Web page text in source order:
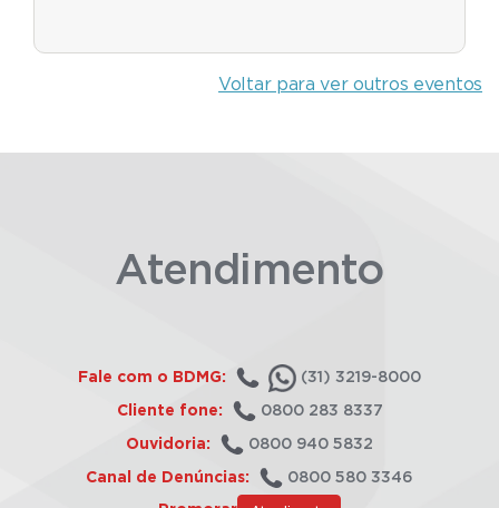
Voltar para ver outros eventos
Atendimento
Fale com o BDMG: (31) 3219-8000
Cliente fone: 0800 283 8337
Ouvidoria: 0800 940 5832
Canal de Denúncias: 0800 580 3346